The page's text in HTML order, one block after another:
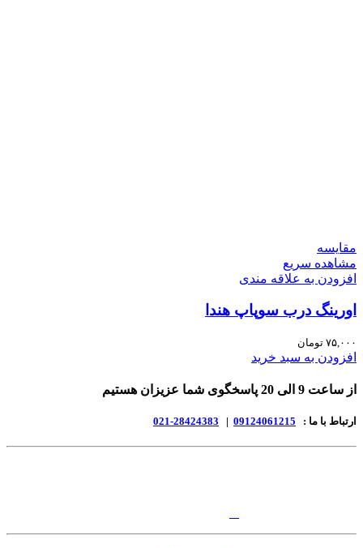
مقایسه
مشاهده سریع
افزودن به علاقه مندی
اورینگ درب سوپاپ هندا
۷۵,۰۰۰ تومان
افزودن به سبد خرید
از ساعت 9 الی 20 پاسخگوی شما عزیزان هستیم
ارتباط با ما : 09124061215
|
28424383-021